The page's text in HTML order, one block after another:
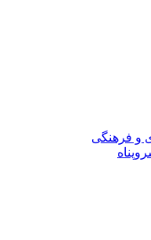
و فرهنگی